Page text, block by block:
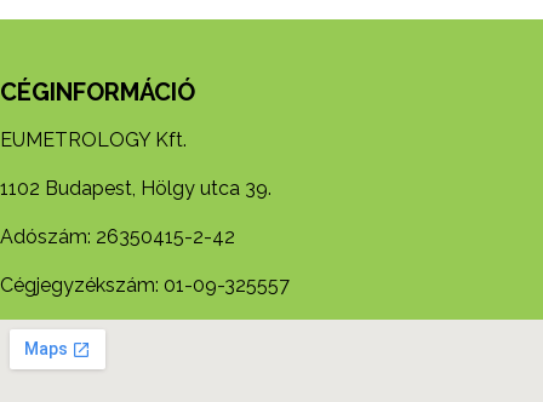
CÉGINFORMÁCIÓ
EUMETROLOGY Kft.
1102 Budapest, Hölgy utca 39.
Adószám: 26350415-2-42
Cégjegyzékszám: 01-09-325557